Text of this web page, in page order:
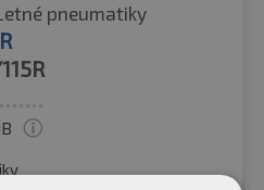
pneumatiky